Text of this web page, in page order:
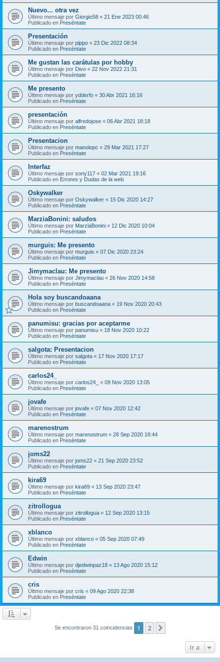
Nuevo... otra vez
Último mensaje por Giorgio58 « 21 Ene 2023 00:46
Publicado en Preséntate
Presentación
Último mensaje por pippo « 23 Dic 2022 08:34
Publicado en Preséntate
Me gustan las carátulas por hobby
Último mensaje por Divo « 22 Nov 2022 21:31
Publicado en Preséntate
Me presento
Último mensaje por ydderfo « 30 Abr 2021 16:16
Publicado en Preséntate
presentación
Último mensaje por alfredojose « 06 Abr 2021 18:18
Publicado en Preséntate
Presentacion
Último mensaje por manolopc « 29 Mar 2021 17:27
Publicado en Preséntate
Interfaz
Último mensaje por sony117 « 02 Mar 2021 19:16
Publicado en Errores y Dudas de la web
Oskywalker
Último mensaje por Oskywalker « 15 Dic 2020 14:27
Publicado en Preséntate
MarziaBonini: saludos
Último mensaje por MarziaBonini « 12 Dic 2020 10:04
Publicado en Preséntate
murguis: Me presento
Último mensaje por murguis « 07 Dic 2020 23:24
Publicado en Preséntate
Jimymaclau: Me presento
Último mensaje por Jimymaclau « 26 Nov 2020 14:58
Publicado en Preséntate
Hola soy buscandoaana
Último mensaje por buscandoaana « 19 Nov 2020 20:43
Publicado en Preséntate
panumisu: gracias por aceptarme
Último mensaje por panumisu « 18 Nov 2020 10:22
Publicado en Preséntate
salgota: Presentacion
Último mensaje por salgota « 17 Nov 2020 17:17
Publicado en Preséntate
carlos24_
Último mensaje por carlos24_ « 09 Nov 2020 13:05
Publicado en Preséntate
jovafe
Último mensaje por jovafe « 07 Nov 2020 12:42
Publicado en Preséntate
marenostrum
Último mensaje por marenostrum « 28 Sep 2020 18:44
Publicado en Preséntate
joms22
Último mensaje por joms22 « 21 Sep 2020 23:52
Publicado en Preséntate
kira69
Último mensaje por kira69 « 13 Sep 2020 23:47
Publicado en Preséntate
zitrollogua
Último mensaje por zitrollogua « 12 Sep 2020 13:15
Publicado en Preséntate
xblanco
Último mensaje por xblanco « 05 Sep 2020 07:49
Publicado en Preséntate
Edwin
Último mensaje por djedwinpaz18 « 13 Ago 2020 15:12
Publicado en Preséntate
cris
Último mensaje por cris « 09 Ago 2020 22:38
Publicado en Preséntate
Se encontraron 31 coincidencias 1 2
Ir a